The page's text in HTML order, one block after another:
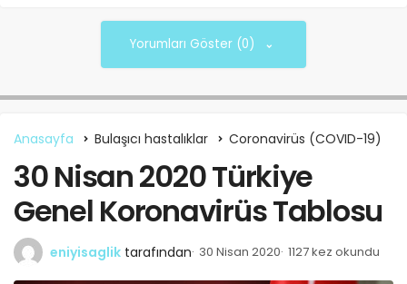
Yorumları Göster (0)
Anasayfa Bulaşıcı hastalıklar Coronavirüs (COVID-19)
30 Nisan 2020 Türkiye
Genel Koronavirüs Tablosu
eniyisaglik tarafından 30 Nisan 2020 1127 kez okundu